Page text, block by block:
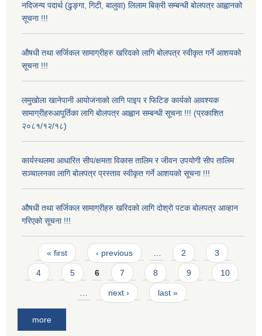
नदिजन्य पदार्थ (ढुङ्गा, गिटी, बालुवा) लिलाम बिक्री सम्बन्धी बोलपत्र आह्वानको
सूचना !!!
औषधी तथा सर्जिकल सामाग्रीहरु खरिदको लागि बोलपत्र स्वीकृत गर्ने आशयको
सूचना !!!
लमुखोला खानेपानी आयोजनाको लागि पाइप र फिटिङ कार्यको आवश्यक
सामाग्रीहरुआपूर्तिका लागि बोलपत्र आह्वान सम्बन्धी सूचना !!! (प्रकाशित
२०८१/१२/१८)
कार्यस्थलमा आधारित सीप/क्षमता विकास तालिम र जीवन उपयोगी सीप तालिम
सञ्चालनका लागि बोलपत्र प्रस्ताव स्वीकृत गर्ने आशयको सूचना !!!
औषधी तथा सर्जिकल सामाग्रीहरु खरिदको लागि दोश्रो पटक बोलपत्र आव्हान
गरिएको सूचना !!!
Pages
« first ‹ previous 2 3
4 5 6 7 8 9 10
next › last »
more